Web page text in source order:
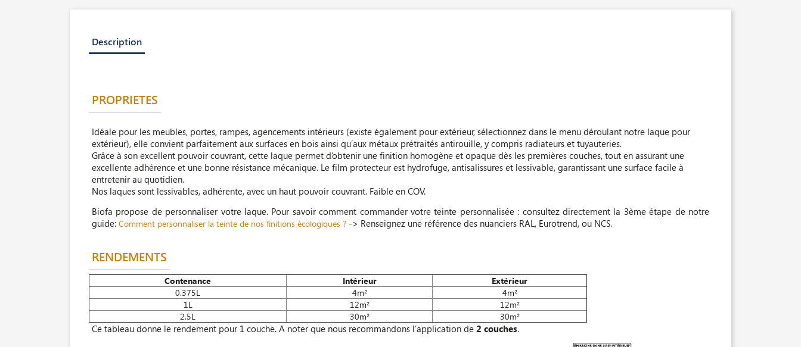
Description
PROPRIETES
Idéale pour les meubles, portes, rampes, agencements intérieurs (existe également pour extérieur, sélectionnez dans le menu déroulant notre laque pour
extérieur), elle convient parfaitement aux surfaces en bois ainsi qu’aux métaux prétraités antirouille, y compris radiateurs et tuyauteries.
Grâce à son excellent pouvoir couvrant, cette laque permet d’obtenir une finition homogène et opaque dès les premières couches, tout en assurant une
excellente adhérence et une bonne résistance mécanique. Le film protecteur est hydrofuge, antisalissures et lessivable, garantissant une surface facile à
entretenir au quotidien.
Nos laques sont lessivables, adhérente, avec un haut pouvoir couvrant. Faible en COV.
Biofa propose de personnaliser votre laque. Pour savoir comment commander votre teinte personnalisée : consultez directement la 3ème étape de notre
guide: Comment personnaliser la teinte de nos finitions écologiques ? -> Renseignez une référence des nuanciers RAL, Eurotrend, ou NCS.
RENDEMENTS
Contenance Intérieur
Extérieur
0.375L
4m²
4m²
1L
12m²
12m²
2.5L
30m² 30m²
Ce tableau donne le rendement pour 1 couche. A noter que nous recommandons l’application de 2 couches.